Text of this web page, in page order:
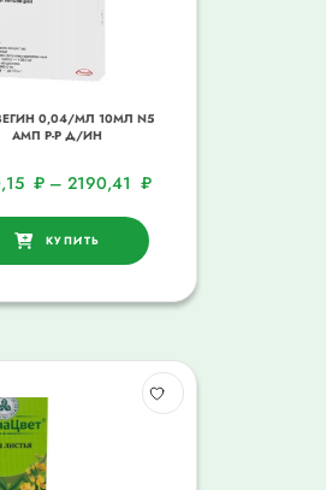
0,04/МЛ 10МЛ N5
АМП Р-Р Д/ИН
₽ – 2190,41 ₽
КУПИТЬ